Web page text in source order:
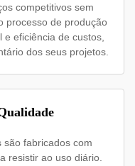
competitivos sem
processo de produção
eficiência de custos,
dos seus projetos.
são fabricados com
resistir ao uso diário.